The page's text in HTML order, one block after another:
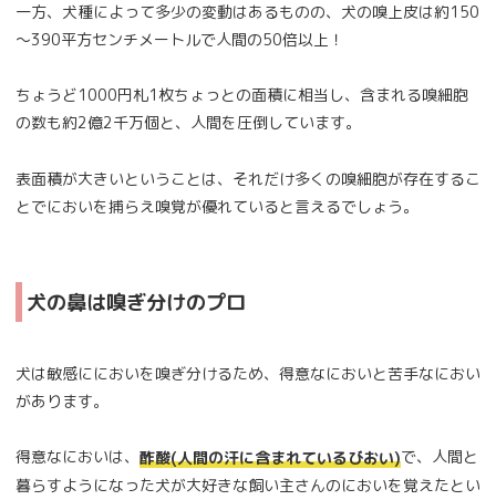
一方、犬種によって多少の変動はあるものの、犬の嗅上皮は約150
～390平方センチメートルで人間の50倍以上！
ちょうど1000円札1枚ちょっとの面積に相当し、含まれる嗅細胞
の数も約2億2千万個と、人間を圧倒しています。
表面積が大きいということは、それだけ多くの嗅細胞が存在するこ
とでにおいを捕らえ嗅覚が優れていると言えるでしょう。
犬の鼻は嗅ぎ分けのプロ
犬は敏感ににおいを嗅ぎ分けるため、得意なにおいと苦手なにおい
があります。
得意なにおいは、 酢酸(人間の汗に含まれているびおい)で、人間と
暮らすようになった犬が大好きな飼い主さんのにおいを覚えたとい